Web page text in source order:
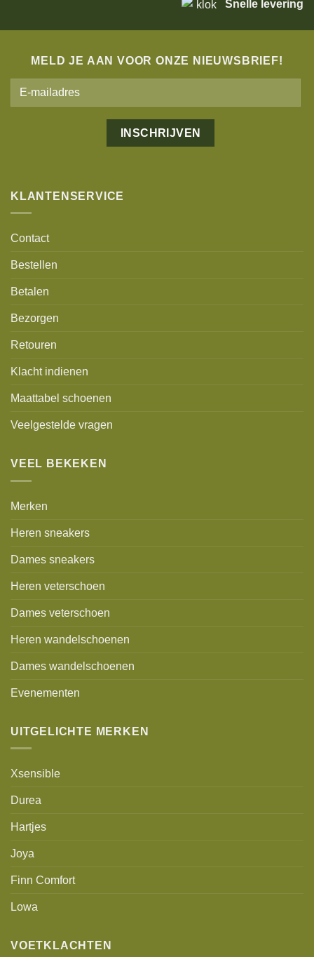
Snelle levering
MELD JE AAN VOOR ONZE NIEUWSBRIEF!
KLANTENSERVICE
Contact
Bestellen
Betalen
Bezorgen
Retouren
Klacht indienen
Maattabel schoenen
Veelgestelde vragen
VEEL BEKEKEN
Merken
Heren sneakers
Dames sneakers
Heren veterschoen
Dames veterschoen
Heren wandelschoenen
Dames wandelschoenen
Evenementen
UITGELICHTE MERKEN
Xsensible
Durea
Hartjes
Joya
Finn Comfort
Lowa
VOETKLACHTEN